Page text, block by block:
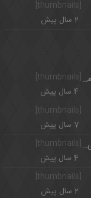
2 سال پیش
[thumbnails] طرز تهیه اسنک پیتزایی با کالباس و اسنک مرغ خوشمزه و فست فودی
4 سال پیش
7 سال پیش
[thumbnails] جملات و اشعار زیبا و پراحساس از خوشبختی و شادی و عشق
4 سال پیش
2 سال پیش